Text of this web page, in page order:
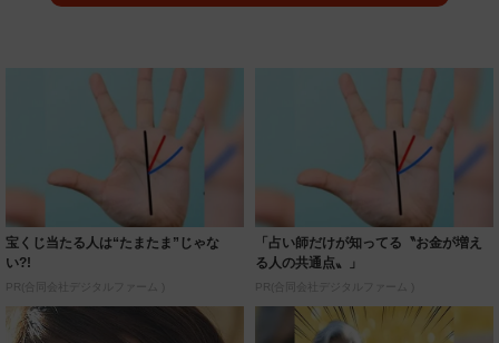
宝くじ当たる人は“たまたま”じゃな
い?!
PR(合同会社デジタルファーム )
「占い師だけが知ってる〝お金が増え
る人の共通点〟」
PR(合同会社デジタルファーム )